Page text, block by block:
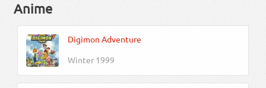
Anime
Digimon Adventure
Winter 1999